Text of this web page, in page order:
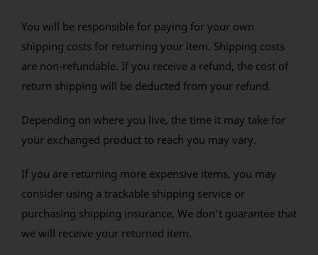
You will be responsible for paying for your own
shipping costs for returning your item. Shipping costs
are non-refundable. If you receive a refund, the cost of
return shipping will be deducted from your refund.
Depending on where you live, the time it may take for
your exchanged product to reach you may vary.
If you are returning more expensive items, you may
consider using a trackable shipping service or
purchasing shipping insurance. We don’t guarantee that
we will receive your returned item.